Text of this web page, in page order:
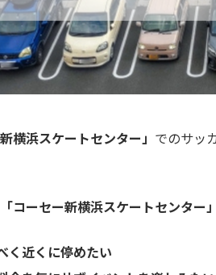
横浜スケートセンター」 でのサッ
「コーセー新横浜スケートセンター 」
く近くに停めたい